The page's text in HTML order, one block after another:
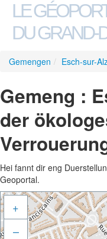
LE
DU GRAND-
Gemengen / Esch-sur-
Gemeng :
der
Hei fannt dir eng
Geoportal.
+
–